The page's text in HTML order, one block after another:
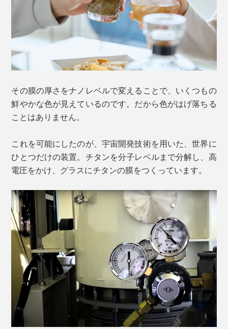
その膜の厚さをナノレベルで変えることで、いくつもの
鮮やかな色が見えているのです。だから色がはげ落ちる
ことはありません。
これを可能にしたのが、宇宙開発技術を用いた、世界に
ひとつだけの装置。チタンを分子レベルまで分解し、高
電圧をかけ、グラスにチタンの膜をつくっています。